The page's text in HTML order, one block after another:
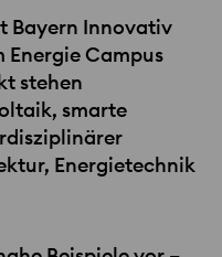
Bayern Innovativ
Energie Campus
stehen
smarte
Energietechnik